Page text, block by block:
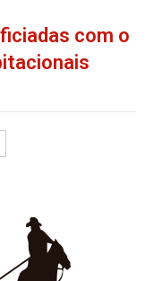
com o